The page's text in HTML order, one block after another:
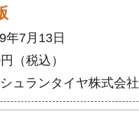
年7月13日
（税込）
ュランタイヤ株式会社